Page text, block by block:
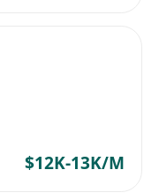
$12K-13K/M